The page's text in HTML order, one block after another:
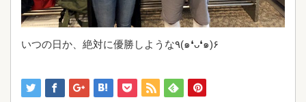
いつの日か、絶対に優勝しような٩(๑❛ᴗ❛๑)۶